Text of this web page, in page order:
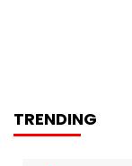
TRENDING